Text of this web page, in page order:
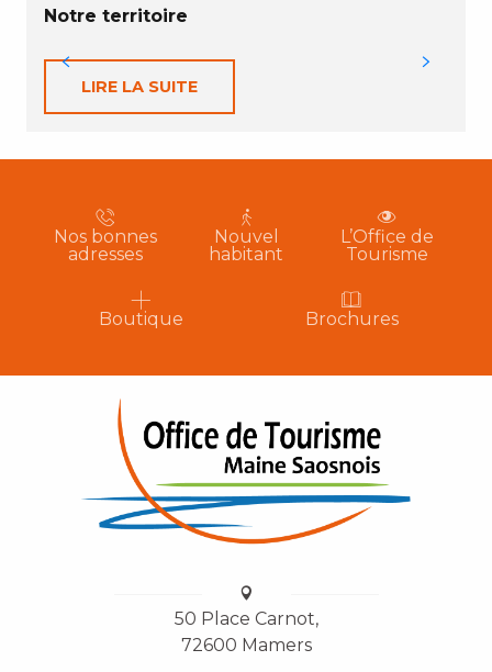
Notre territoire
LIRE LA SUITE
Nos bonnes
adresses
Nouvel
habitant
L’Office de
Tourisme
Boutique Brochures
50 Place Carnot,
72600 Mamers